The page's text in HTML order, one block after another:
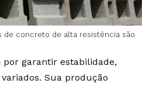
de concreto de alta resistência são
por garantir estabilidade,
Sua produção